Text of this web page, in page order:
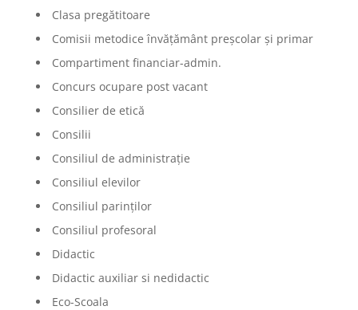
Clasa pregătitoare
Comisii metodice învățământ preșcolar și primar
Compartiment financiar-admin.
Concurs ocupare post vacant
Consilier de etică
Consilii
Consiliul de administrație
Consiliul elevilor
Consiliul parinților
Consiliul profesoral
Didactic
Didactic auxiliar si nedidactic
Eco-Scoala